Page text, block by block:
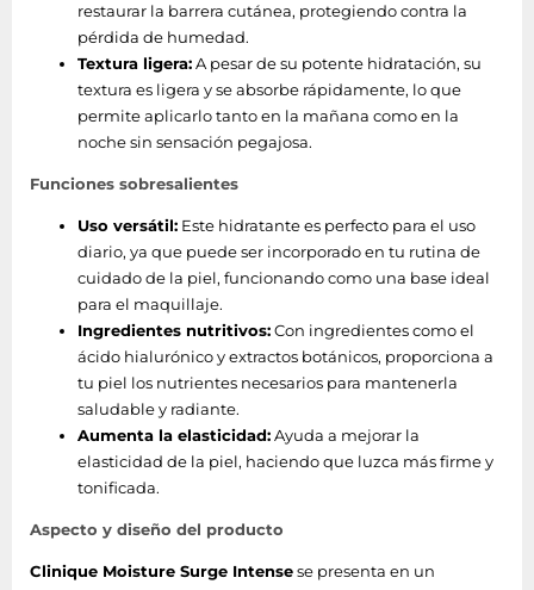
restaurar la barrera cutánea, protegiendo contra la
pérdida de humedad.
Textura ligera:A pesar de su potente hidratación, su
textura es ligera y se absorbe rápidamente, lo que
permite aplicarlo tanto en la mañana como en la
noche sin sensación pegajosa.
Funciones sobresalientes
Uso versátil: Este hidratante es perfecto para el uso
diario, ya que puede ser incorporado en tu rutina de
cuidado de la piel, funcionando como una base ideal
para el maquillaje.
Ingredientes nutritivos:Con ingredientes como el
ácido hialurónico y extractos botánicos, proporciona a
tu piel los nutrientes necesarios para mantenerla
saludable y radiante.
Aumenta la elasticidad:Ayuda a mejorar la
elasticidad de la piel, haciendo que luzca más firme y
tonificada.
Aspecto y diseño del producto
Clinique Moisture Surge Intensese presenta en un